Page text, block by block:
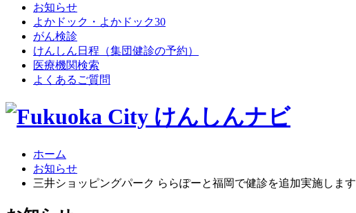
お知らせ
よかドック・よかドック30
がん検診
けんしん日程（集団健診の予約）
医療機関検索
よくあるご質問
ホーム
お知らせ
三井ショッピングパーク ららぽーと福岡で健診を追加実施します